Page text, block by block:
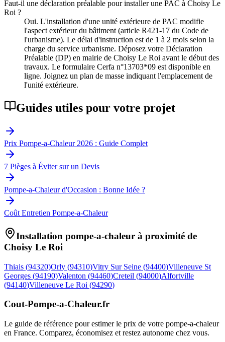
Faut-il une déclaration préalable pour installer une PAC à Choisy Le
Roi ?
Oui. L'installation d'une unité extérieure de PAC modifie
l'aspect extérieur du bâtiment (article R421-17 du Code de
l'urbanisme). Le délai d'instruction est de 1 à 2 mois selon la
charge du service urbanisme. Déposez votre Déclaration
Préalable (DP) en mairie de Choisy Le Roi avant le début des
travaux. Le formulaire Cerfa n°13703*09 est disponible en
ligne. Joignez un plan de masse indiquant l'emplacement de
l'unité extérieure.
Guides utiles pour votre projet
Prix Pompe-a-Chaleur 2026 : Guide Complet
7 Pièges à Éviter sur un Devis
Pompe-a-Chaleur d'Occasion : Bonne Idée ?
Coût Entretien Pompe-a-Chaleur
Installation pompe-a-chaleur à proximité de
Choisy Le Roi
Thiais (94320)Orly (94310)Vitry Sur Seine (94400)Villeneuve St
Georges (94190)Valenton (94460)Creteil (94000)Alfortville
(94140)Villeneuve Le Roi (94290)
Cout-Pompe-a-Chaleur.fr
Le guide de référence pour estimer le prix de votre pompe-a-chaleur
en France. Comparez, économisez et restez autonome chez vous.